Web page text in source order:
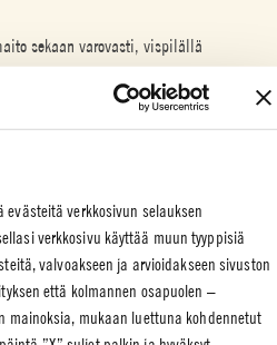
verkkosivun selauksen
verkkosivu käyttää muun tyyppisiä
valvoakseen ja arvioidakseen sivuston
että kolmannen osapuolen –
mainoksia, mukaan luettuna kohdennetut
sekaan varovasti, vispilällä
noin 10 minuutin ajan tai kunnes
muskottia
vedessä al denteksi, valuta ja
kankaalle
béchamel-kastiketta, pastaa ja